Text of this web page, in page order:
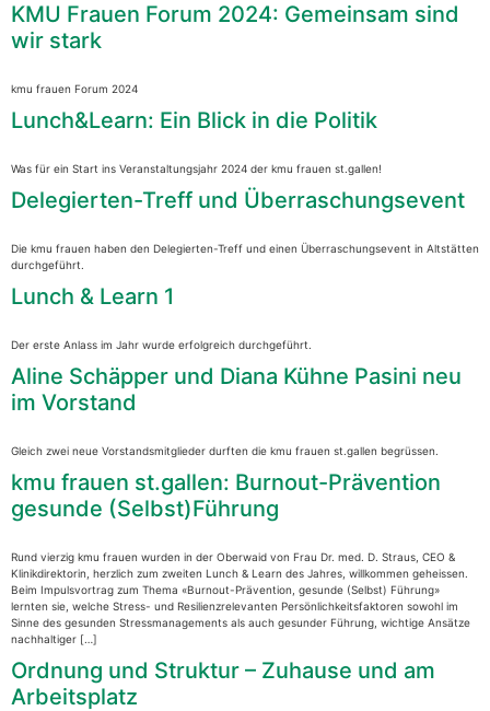
KMU Frauen Forum 2024: Gemeinsam sind
wir stark
kmu frauen Forum 2024
Lunch&Learn: Ein Blick in die Politik
Was für ein Start ins Veranstaltungsjahr 2024 der kmu frauen st.gallen!
Delegierten-Treff und Überraschungsevent
Die kmu frauen haben den Delegierten-Treff und einen Überraschungsevent in Altstätten
durchgeführt.
Lunch & Learn 1
Der erste Anlass im Jahr wurde erfolgreich durchgeführt.
Aline Schäpper und Diana Kühne Pasini neu
im Vorstand
Gleich zwei neue Vorstandsmitglieder durften die kmu frauen st.gallen begrüssen.
kmu frauen st.gallen: Burnout-Prävention
gesunde (Selbst)Führung
Rund vierzig kmu frauen wurden in der Oberwaid von Frau Dr. med. D. Straus, CEO &
Klinikdirektorin, herzlich zum zweiten Lunch & Learn des Jahres, willkommen geheissen.
Beim Impulsvortrag zum Thema «Burnout-Prävention, gesunde (Selbst) Führung»
lernten sie, welche Stress- und Resilienzrelevanten Persönlichkeitsfaktoren sowohl im
Sinne des gesunden Stressmanagements als auch gesunder Führung, wichtige Ansätze
nachhaltiger […]
Ordnung und Struktur – Zuhause und am
Arbeitsplatz